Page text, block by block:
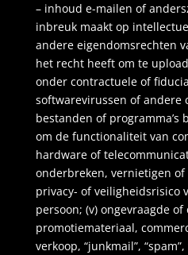
– inhoud e-mailen of
inbreuk maakt op
andere eigendomsrechten
het recht heeft om te
onder contractuele of
softwarevirussen of andere
bestanden of programma’s
om de functionaliteit van
hardware of
onderbreken, vernietigen of
privacy- of veiligheidsrisico
persoon; (v) ongevraagde
promotiemateriaal,
verkoop, “junkmail”,